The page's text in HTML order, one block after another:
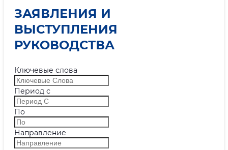
ЗАЯВЛЕНИЯ И
ВЫСТУПЛЕНИЯ
РУКОВОДСТВА
Ключевые слова
Период с
По
Направление